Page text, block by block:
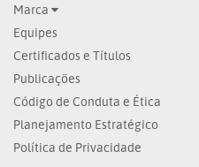
Marca
Equipes
Certificados e Títulos
Publicações
Código de Conduta e Ética
Planejamento Estratégico
Política de Privacidade